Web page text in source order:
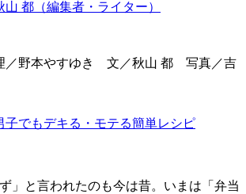
都（編集者・ライター）
／野本やすゆき 文／秋山 都 写真／吉
子でもデキる・モテる簡単レシピ
」と言われたのも今は昔。いまは「弁当